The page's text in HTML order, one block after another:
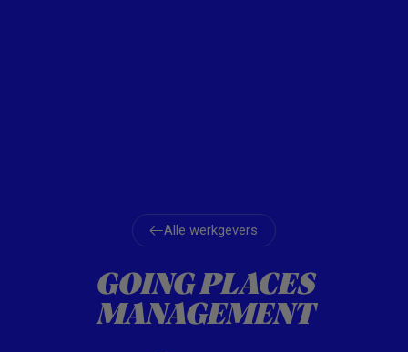
Alle werkgevers
GOING PLACES
MANAGEMENT